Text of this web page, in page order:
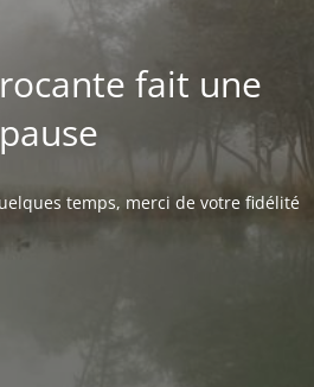
fait une
pause
temps, merci de votre fidélité